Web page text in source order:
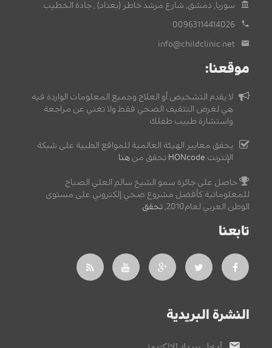
سوريا, دمشق, شارع مرشد خاطر (بغداد) , جادة الخطيب.
00963114414026
info@childclinic.net
موقعنا:
لا يقدم التشخيص أو العلاج وجميع المعلومات الواردة فيه
هي لغرض التثقيف الصحي فقط ولا تغني عن مراجعة
واستشارة طبيب طفلك.
يحقق معايير الهيئة العالمية للمواقع الطبية على شبكة
الإنترنت HONcode تحقق من هنا
حاصل على جائزة سمو الشيخ سالم العلي الصباح
للمعلوماتية كأفضل مشروع صحي إلكتروني على مستوى
الوطن العربي لعام2010,
تحقق
تابعنا
النشرة البريدية